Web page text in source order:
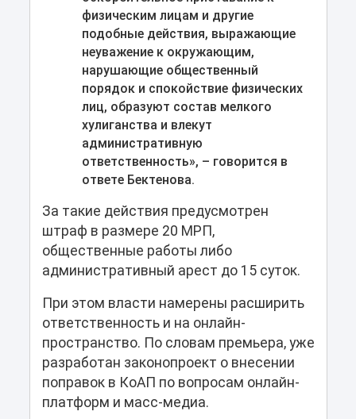
физическим лицам и другие
подобные действия, выражающие
неуважение к окружающим,
нарушающие общественный
порядок и спокойствие физических
лиц, образуют состав мелкого
хулиганства и влекут
административную
ответственность», – говорится в
ответе Бектенова.
За такие действия предусмотрен
штраф в размере 20 МРП,
общественные работы либо
административный арест до 15 суток.
При этом власти намерены расширить
ответственность и на онлайн-
пространство. По словам премьера, уже
разработан законопроект о внесении
поправок в КоАП по вопросам онлайн-
платформ и масс-медиа.